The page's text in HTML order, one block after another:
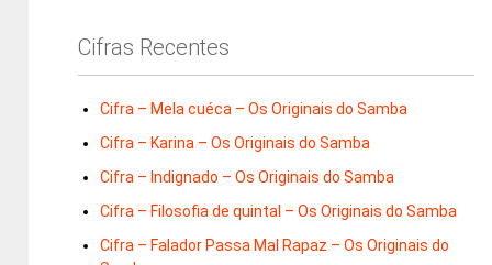
Cifras Recentes
Cifra – Mela cuéca – Os Originais do Samba
Cifra – Karina – Os Originais do Samba
Cifra – Indignado – Os Originais do Samba
Cifra – Filosofia de quintal – Os Originais do Samba
Cifra – Falador Passa Mal Rapaz – Os Originais do